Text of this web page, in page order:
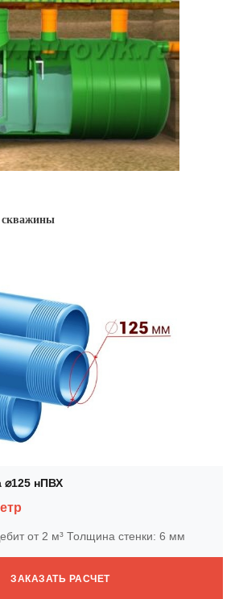
скважины
⌀125 нПВХ
от 2 м³ Толщина стенки: 6 мм
ЗАКАЗАТЬ РАСЧЕТ